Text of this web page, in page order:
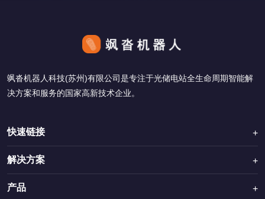
飒沓机器人科技(苏州)有限公司是专注于光储电站全生命周期智能解
决方案和服务的国家高新技术企业。
快速链接
关于飒沓
智能割草机
解决方案
光伏智慧运维
产品